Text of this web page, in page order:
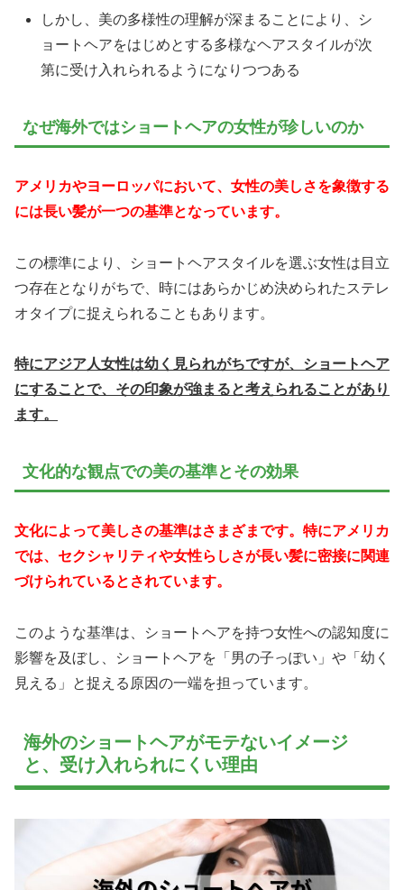
しかし、美の多様性の理解が深まることにより、シ
ョートヘアをはじめとする多様なヘアスタイルが次
第に受け入れられるようになりつつある
なぜ海外ではショートヘアの女性が珍しいのか
アメリカやヨーロッパにおいて、女性の美しさを象徴する
には長い髪が一つの基準となっています。
この標準により、ショートヘアスタイルを選ぶ女性は目立
つ存在となりがちで、時にはあらかじめ決められたステレ
オタイプに捉えられることもあります。
特にアジア人女性は幼く見られがちですが、ショートヘア
にすることで、その印象が強まると考えられることがあり
ます。
文化的な観点での美の基準とその効果
文化によって美しさの基準はさまざまです。特にアメリカ
では、セクシャリティや女性らしさが長い髪に密接に関連
づけられているとされています。
このような基準は、ショートヘアを持つ女性への認知度に
影響を及ぼし、ショートヘアを「男の子っぽい」や「幼く
見える」と捉える原因の一端を担っています。
海外のショートヘアがモテないイメージ
と、受け入れられにくい理由